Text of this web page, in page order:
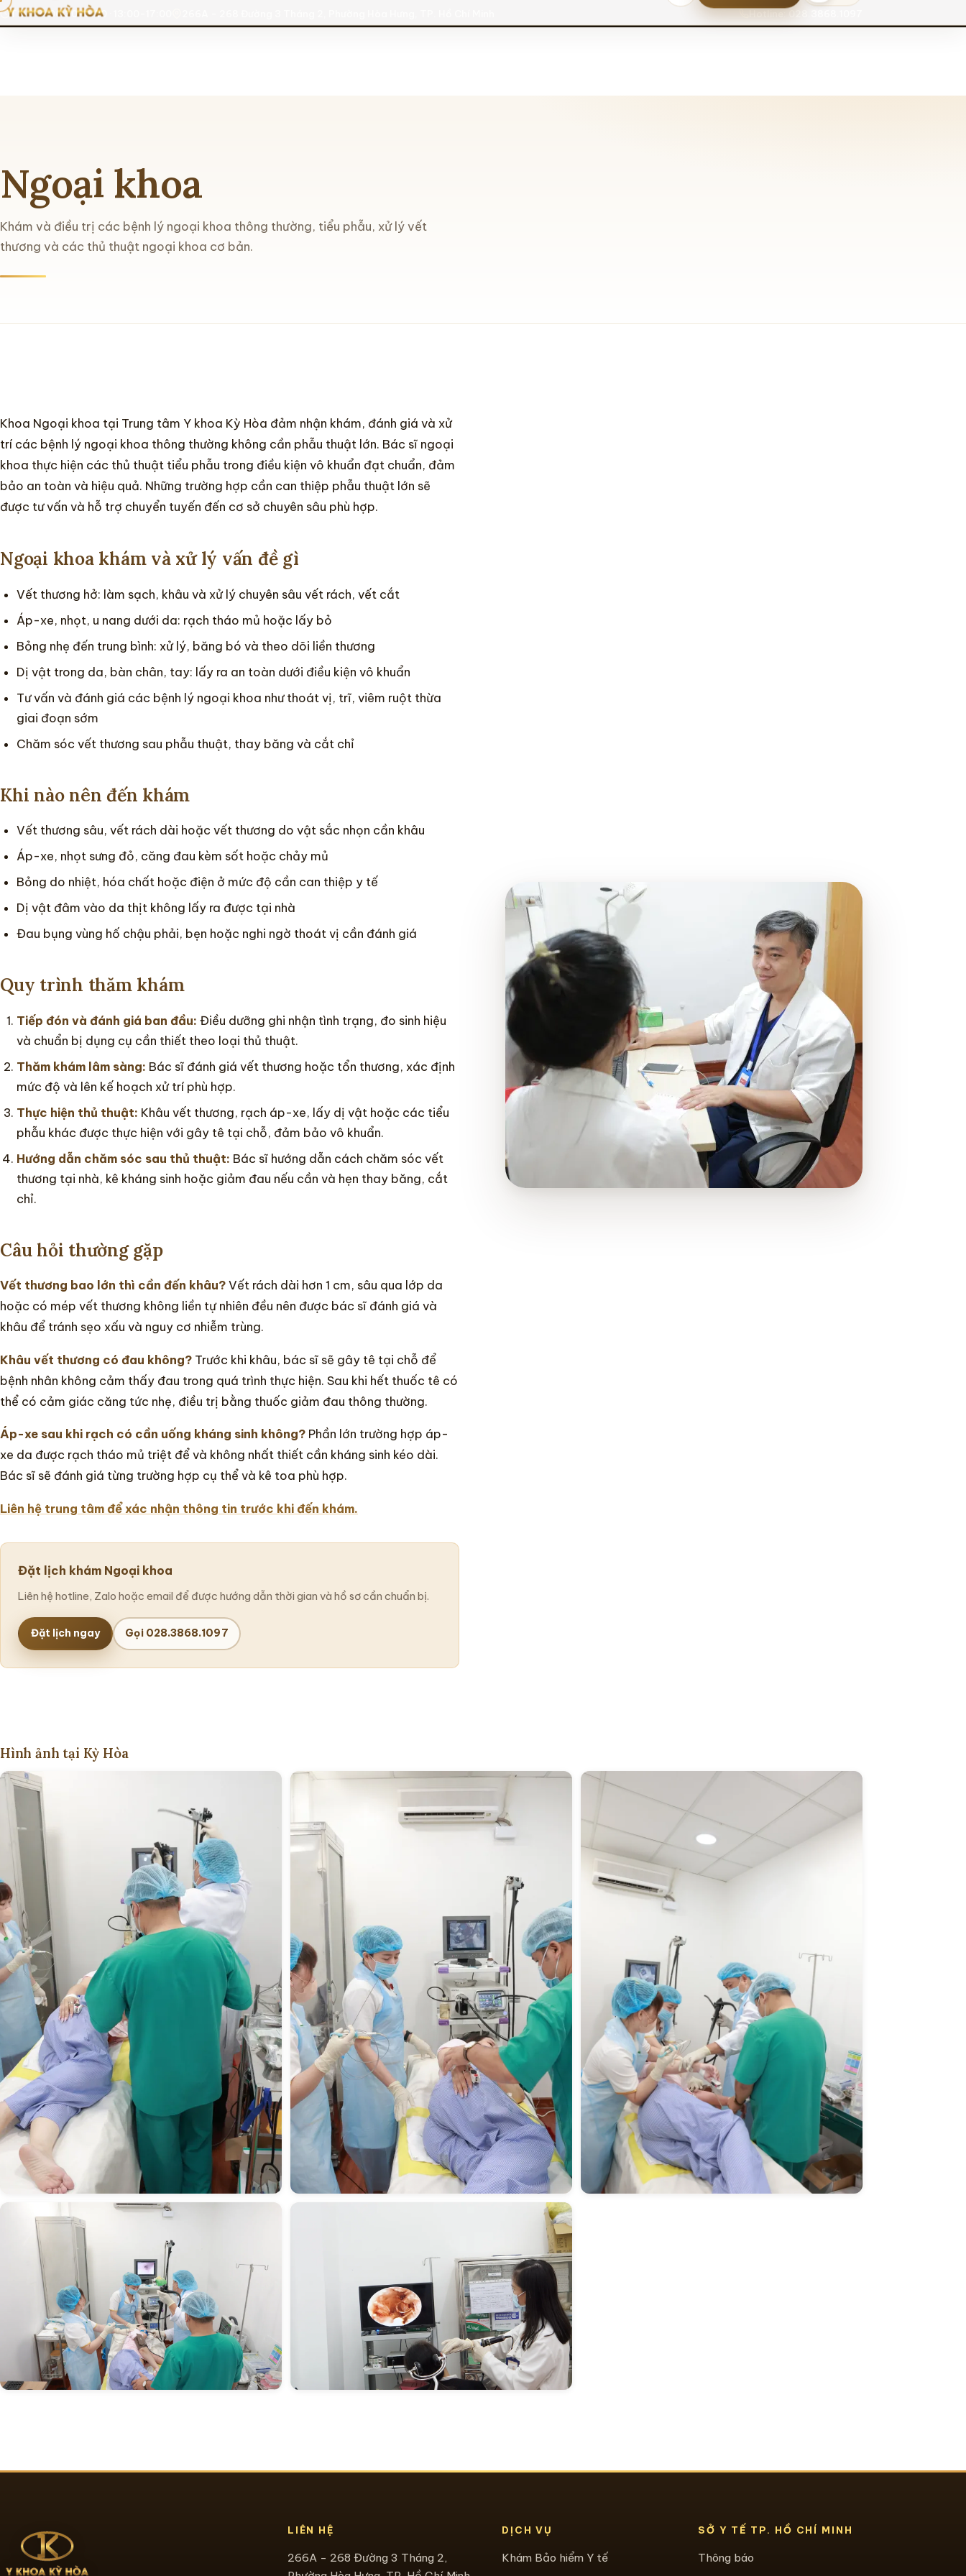
T2-T7: 06:30-11:30 · 13:00-17:00 Hotline: 028.3868.1097
Ngoại khoa
Khám và điều trị các bệnh lý ngoại khoa thông thường, tiểu phẫu, xử lý vết
thương và các thủ thuật ngoại khoa cơ bản.
Khoa Ngoại khoa tại Trung tâm Y khoa Kỳ Hòa đảm nhận khám, đánh giá và xử
trí các bệnh lý ngoại khoa thông thường không cần phẫu thuật lớn. Bác sĩ ngoại
khoa thực hiện các thủ thuật tiểu phẫu trong điều kiện vô khuẩn đạt chuẩn, đảm
bảo an toàn và hiệu quả. Những trường hợp cần can thiệp phẫu thuật lớn sẽ
được tư vấn và hỗ trợ chuyển tuyến đến cơ sở chuyên sâu phù hợp.
Ngoại khoa khám và xử lý vấn đề gì
Vết thương hở: làm sạch, khâu và xử lý chuyên sâu vết rách, vết cắt
Áp-xe, nhọt, u nang dưới da: rạch tháo mủ hoặc lấy bỏ
Bỏng nhẹ đến trung bình: xử lý, băng bó và theo dõi liền thương
Dị vật trong da, bàn chân, tay: lấy ra an toàn dưới điều kiện vô khuẩn
Tư vấn và đánh giá các bệnh lý ngoại khoa như thoát vị, trĩ, viêm ruột thừa
giai đoạn sớm
Chăm sóc vết thương sau phẫu thuật, thay băng và cắt chỉ
Khi nào nên đến khám
Vết thương sâu, vết rách dài hoặc vết thương do vật sắc nhọn cần khâu
Áp-xe, nhọt sưng đỏ, căng đau kèm sốt hoặc chảy mủ
Bỏng do nhiệt, hóa chất hoặc điện ở mức độ cần can thiệp y tế
Dị vật đâm vào da thịt không lấy ra được tại nhà
Đau bụng vùng hố chậu phải, bẹn hoặc nghi ngờ thoát vị cần đánh giá
Quy trình thăm khám
Tiếp đón và đánh giá ban đầu: Điều dưỡng ghi nhận tình trạng, đo sinh hiệu
và chuẩn bị dụng cụ cần thiết theo loại thủ thuật.
Thăm khám lâm sàng: Bác sĩ đánh giá vết thương hoặc tổn thương, xác định
mức độ và lên kế hoạch xử trí phù hợp.
Thực hiện thủ thuật: Khâu vết thương, rạch áp-xe, lấy dị vật hoặc các tiểu
phẫu khác được thực hiện với gây tê tại chỗ, đảm bảo vô khuẩn.
Hướng dẫn chăm sóc sau thủ thuật: Bác sĩ hướng dẫn cách chăm sóc vết
thương tại nhà, kê kháng sinh hoặc giảm đau nếu cần và hẹn thay băng, cắt
chỉ.
Câu hỏi thường gặp
Vết thương bao lớn thì cần đến khâu? Vết rách dài hơn 1 cm, sâu qua lớp da
hoặc có mép vết thương không liền tự nhiên đều nên được bác sĩ đánh giá và
khâu để tránh sẹo xấu và nguy cơ nhiễm trùng.
Khâu vết thương có đau không? Trước khi khâu, bác sĩ sẽ gây tê tại chỗ để
bệnh nhân không cảm thấy đau trong quá trình thực hiện. Sau khi hết thuốc tê có
thể có cảm giác căng tức nhẹ, điều trị bằng thuốc giảm đau thông thường.
Áp-xe sau khi rạch có cần uống kháng sinh không? Phần lớn trường hợp áp-
xe da được rạch tháo mủ triệt để và không nhất thiết cần kháng sinh kéo dài.
Bác sĩ sẽ đánh giá từng trường hợp cụ thể và kê toa phù hợp.
Liên hệ trung tâm để xác nhận thông tin trước khi đến khám.
Đặt lịch khám Ngoại khoa
Liên hệ hotline, Zalo hoặc email để được hướng dẫn thời gian và hồ sơ cần chuẩn bị.
Đặt lịch ngay Gọi 028.3868.1097
Hình ảnh tại Kỳ Hòa
LIÊN HỆ
266A - 268 Đường 3 Tháng 2,
DỊCH VỤ
Khám Bảo hiểm Y tế
SỞ Y TẾ TP. HỒ CHÍ MINH
Thông báo